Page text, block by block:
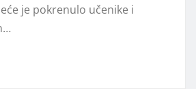
je pokrenulo učenike i